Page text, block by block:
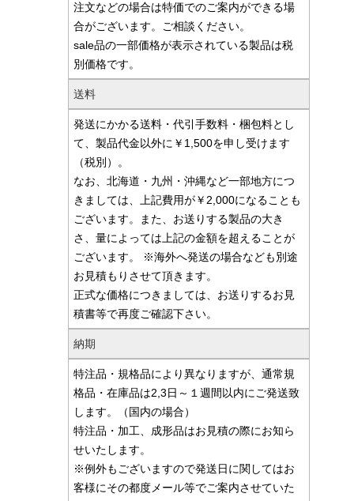
注文などの場合は特価でのご案内ができる場
合がございます。ご相談ください。
sale品の一部価格が表示されている製品は税
別価格です。
送料
発送にかかる送料・代引手数料・梱包料とし
て、製品代金以外に￥1,500を申し受けます
（税別）。
なお、北海道・九州・沖縄など一部地方につ
きましては、上記費用が￥2,000になることも
ございます。また、お送りする製品の大き
さ、量によっては上記の金額を超えることが
ございます。 ※海外へ発送の場合なども別途
お見積もりさせて頂きます。
正式な価格につきましては、お送りするお見
積書等で再度ご確認下さい。
納期
特注品・規格品により異なりますが、通常規
格品・在庫品は2,3日～１週間以内にご発送致
します。（国内の場合）
特注品・加工、成形品はお見積の際にお知ら
せいたします。
※例外もございますので発送日に関してはお
客様にその都度メール等でご案内させていた